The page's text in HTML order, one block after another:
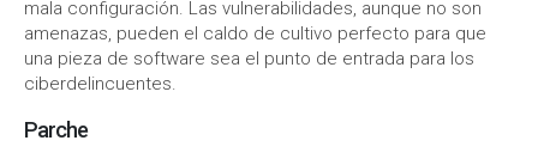
mala configuración. Las vulnerabilidades, aunque no son
amenazas, pueden el caldo de cultivo perfecto para que
una pieza de software sea el punto de entrada para los
ciberdelincuentes.
Parche